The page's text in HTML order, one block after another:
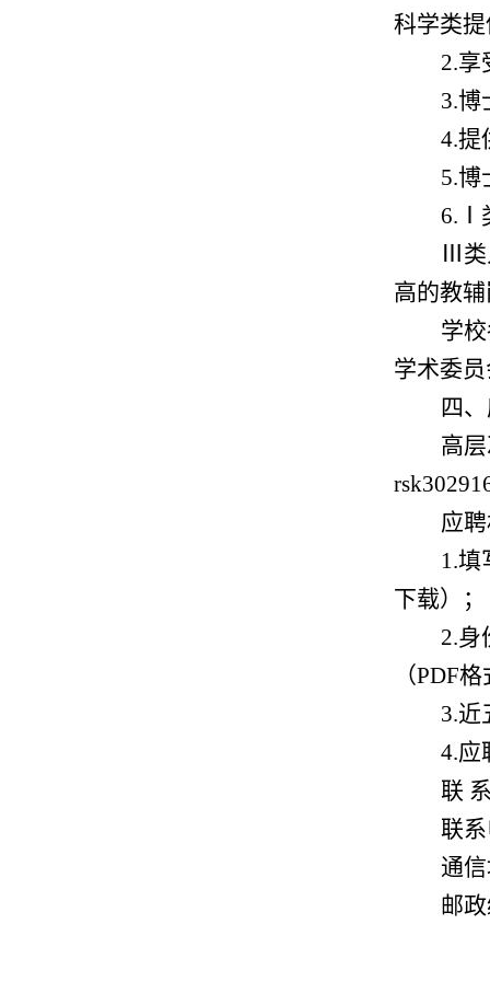
科学类
2.享
3.博
4.提
5.博
6.Ⅰ
高的教
学
学术委
四
高
应
1.填
下载）；
2.身
（PDF格
3.近
4.应
联
联
通
邮